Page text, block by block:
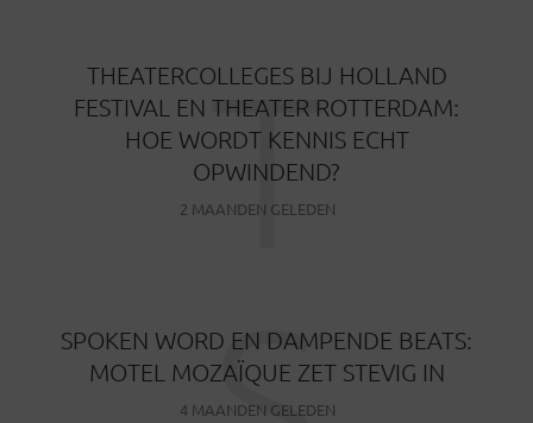
THEATERCOLLEGES BIJ HOLLAND
FESTIVAL EN THEATER ROTTERDAM:
HOE WORDT KENNIS ECHT
OPWINDEND?
2 MAANDEN GELEDEN
T
SPOKEN WORD EN DAMPENDE BEATS:
MOTEL MOZAÏQUE ZET STEVIG IN
4 MAANDEN GELEDEN